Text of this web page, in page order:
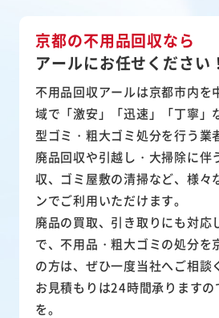
京都の不用品回収なら
アールにお任せください！
不用品回収アールは京都市内を
域で「激安」「迅速」「丁寧」
型ゴミ・粗大ゴミ処分を行う業
廃品回収や引越し・大掃除に伴
収、ゴミ屋敷の清掃など、様々
ンでご利用いただけます。
廃品の買取、引き取りにも対応
で、不用品・粗大ゴミの処分を
の方は、ぜひ一度当社へご相談
お見積もりは24時間承りますの
を。